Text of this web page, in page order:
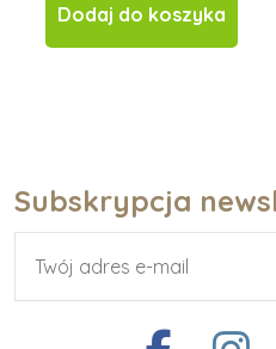
Dodaj do koszyka
Subskrypcja